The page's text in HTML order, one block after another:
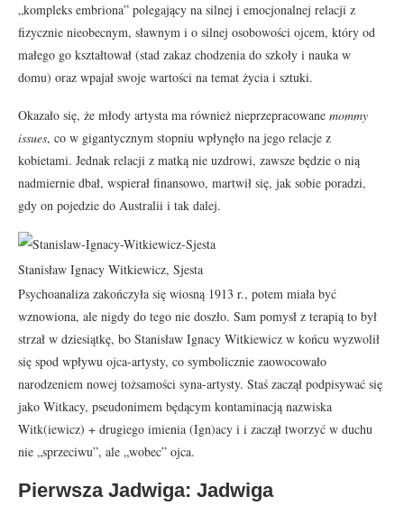
„kompleks embriona” polegający na silnej i emocjonalnej relacji z
fizycznie nieobecnym, sławnym i o silnej osobowości ojcem, który od
małego go kształtował (stad zakaz chodzenia do szkoły i nauka w
domu) oraz wpajał swoje wartości na temat życia i sztuki.
Okazało się, że młody artysta ma również nieprzepracowane mommy
issues, co w gigantycznym stopniu wpłynęło na jego relacje z
kobietami. Jednak relacji z matką nie uzdrowi, zawsze będzie o nią
nadmiernie dbał, wspierał finansowo, martwił się, jak sobie poradzi,
gdy on pojedzie do Australii i tak dalej.
Stanisław Ignacy Witkiewicz, Sjesta
Psychoanaliza zakończyła się wiosną 1913 r., potem miała być
wznowiona, ale nigdy do tego nie doszło. Sam pomysł z terapią to był
strzał w dziesiątkę, bo Stanisław Ignacy Witkiewicz w końcu wyzwolił
się spod wpływu ojca-artysty, co symbolicznie zaowocowało
narodzeniem nowej tożsamości syna-artysty. Staś zaczął podpisywać się
jako Witkacy, pseudonimem będącym kontaminacją nazwiska
Witk(iewicz) + drugiego imienia (Ign)acy i i zaczął tworzyć w duchu
nie „sprzeciwu”, ale „wobec” ojca.
Pierwsza Jadwiga: Jadwiga